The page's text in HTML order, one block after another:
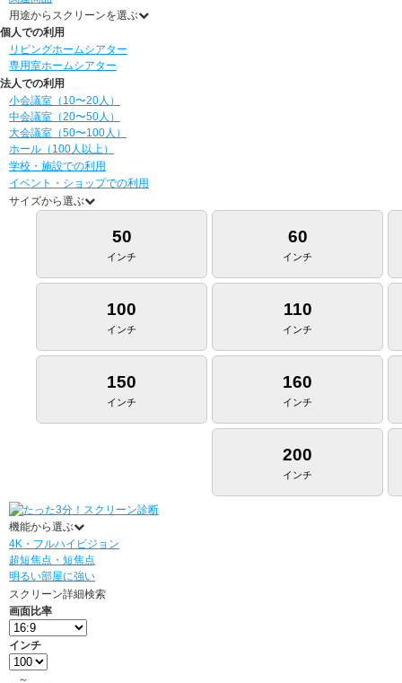
用途からスクリーンを選ぶ
個人での利用
リビングホームシアター
専用室ホームシアター
法人での利用
小会議室（10〜20人）
中会議室（20〜50人）
大会議室（50〜100人）
ホール（100人以上）
学校・施設での利用
イベント・ショップでの利用
サイズから選ぶ
50
インチ
60
インチ
100
インチ
110
インチ
150
インチ
160
インチ
200
インチ
機能から選ぶ
4K・フルハイビジョン
超短焦点・短焦点
明るい部屋に強い
スクリーン詳細検索
画面比率
インチ
～